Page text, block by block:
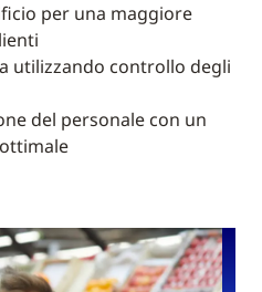
per una maggiore
utilizzando controllo degli
del personale con un